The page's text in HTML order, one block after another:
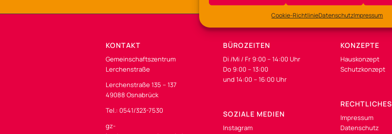
Cookie-RichtlinieDatenschutzImpressum
KONTAKT
Gemeinschaftszentrum
Lerchenstraße
Lerchenstraße 135 – 137
49088 Osnabrück
Tel.: 0541/323-7530
gz-
BÜROZEITEN
Di /Mi / Fr 9:00 – 14:00 Uhr
Do 9:00 – 13:00
und 14:00 – 16:00 Uhr
SOZIALE MEDIEN
Instagram
KONZEPTE
Hauskonzept
Schutzkonzept
RECHTLICHES
Impressum
Datenschutz